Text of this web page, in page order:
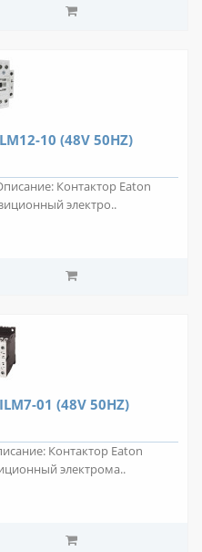
10 (48V 50HZ)
Контактор Eaton
электро..
01 (48V 50HZ)
Контактор Eaton
электрома..